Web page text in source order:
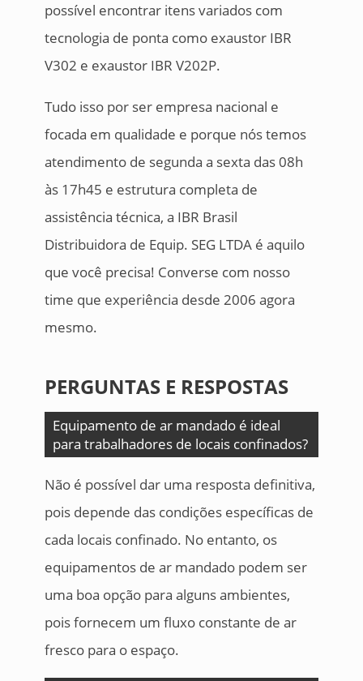
possível encontrar itens variados com
tecnologia de ponta como exaustor IBR
V302 e exaustor IBR V202P.
Tudo isso por ser empresa nacional e
focada em qualidade e porque nós temos
atendimento de segunda a sexta das 08h
às 17h45 e estrutura completa de
assistência técnica, a IBR Brasil
Distribuidora de Equip. SEG LTDA é aquilo
que você precisa! Converse com nosso
time que experiência desde 2006 agora
mesmo.
PERGUNTAS E RESPOSTAS
Equipamento de ar mandado é ideal
para trabalhadores de locais confinados?
Não é possível dar uma resposta definitiva,
pois depende das condições específicas de
cada locais confinado. No entanto, os
equipamentos de ar mandado podem ser
uma boa opção para alguns ambientes,
pois fornecem um fluxo constante de ar
fresco para o espaço.